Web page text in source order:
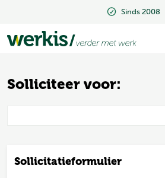
Sinds 2008
Sinds 2008
Solliciteer voor:
Sollicitatieformulier